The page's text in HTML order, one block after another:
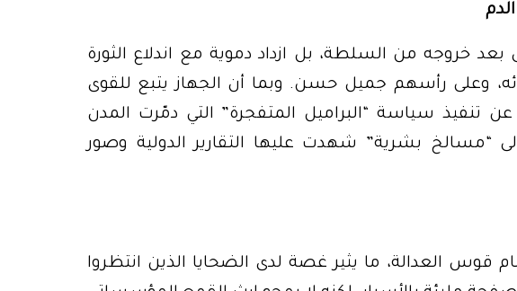
خروجه من السلطة، بل ازداد دموية مع اندلاع الثورة
قيادة خلفائه، وعلى رأسهم جميل حسن. وبما أن الجهاز يتبع للقوى
تنفيذ سياسة “البراميل المتفجرة” التي دمّرت المدن
“مسالخ بشرية” شهدت عليها التقارير الدولية وصور
قوس العدالة، ما يثير غصة لدى الضحايا الذين انتظروا